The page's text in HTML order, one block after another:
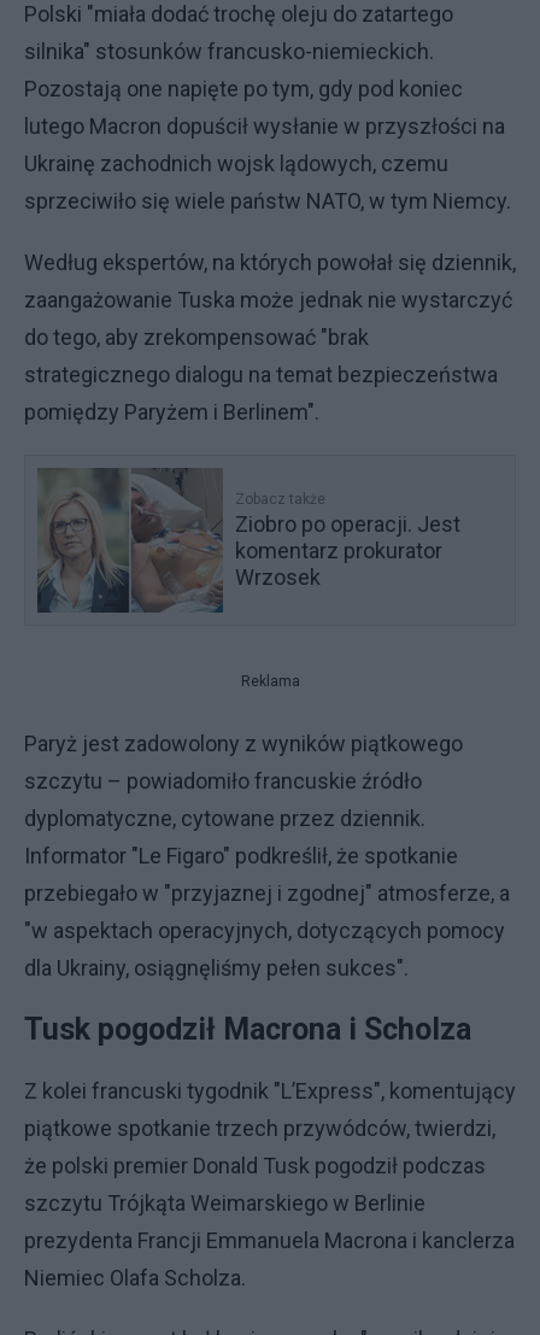
Polski "miała dodać trochę oleju do zatartego
silnika" stosunków francusko-niemieckich.
Pozostają one napięte po tym, gdy pod koniec
lutego Macron dopuścił wysłanie w przyszłości na
Ukrainę zachodnich wojsk lądowych, czemu
sprzeciwiło się wiele państw NATO, w tym Niemcy.
Według ekspertów, na których powołał się dziennik,
zaangażowanie Tuska może jednak nie wystarczyć
do tego, aby zrekompensować "brak
strategicznego dialogu na temat bezpieczeństwa
pomiędzy Paryżem i Berlinem".
Zobacz także
Ziobro po operacji. Jest
komentarz prokurator
Wrzosek
Reklama
Paryż jest zadowolony z wyników piątkowego
szczytu – powiadomiło francuskie źródło
dyplomatyczne, cytowane przez dziennik.
Informator "Le Figaro" podkreślił, że spotkanie
przebiegało w "przyjaznej i zgodnej" atmosferze, a
"w aspektach operacyjnych, dotyczących pomocy
dla Ukrainy, osiągnęliśmy pełen sukces".
Tusk pogodził Macrona i Scholza
Z kolei francuski tygodnik "L’Express", komentujący
piątkowe spotkanie trzech przywódców, twierdzi,
że polski premier Donald Tusk pogodził podczas
szczytu Trójkąta Weimarskiego w Berlinie
prezydenta Francji Emmanuela Macrona i kanclerza
Niemiec Olafa Scholza.